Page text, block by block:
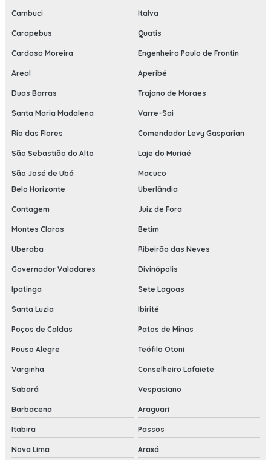
Cambuci Italva
Carapebus Quatis
Cardoso Moreira Engenheiro Paulo de Frontin
Areal Aperibé
Duas Barras Trajano de Moraes
Santa Maria Madalena Varre-Sai
Rio das Flores Comendador Levy Gasparian
São Sebastião do Alto Laje do Muriaé
São José de Ubá
Macuco
Belo Horizonte
Uberlândia
Contagem Juiz de Fora
Montes Claros Betim
Uberaba Ribeirão das Neves
Governador Valadares Divinópolis
Ipatinga Sete Lagoas
Santa Luzia Ibirité
Poços de Caldas Patos de Minas
Pouso Alegre Teófilo Otoni
Varginha Conselheiro Lafaiete
Sabará Vespasiano
Barbacena Araguari
Itabira Passos
Nova Lima Araxá